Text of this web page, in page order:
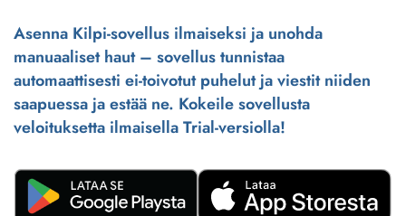
Asenna Kilpi-sovellus ilmaiseksi ja unohda
manuaaliset haut – sovellus tunnistaa
automaattisesti ei-toivotut puhelut ja viestit niiden
saapuessa ja estää ne. Kokeile sovellusta
veloituksetta ilmaisella Trial-versiolla!